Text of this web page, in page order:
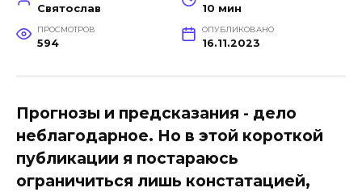
Святослав 10 мин
ПРОСМОТРОВ
594
ОПУБЛИКОВАНО
16.11.2023
Прогнозы и предсказания - дело
неблагодарное. Но в этой короткой
публикации я постараюсь
ограничиться лишь констатацией,